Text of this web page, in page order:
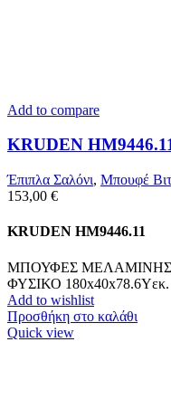
Add to compare
KRUDEN
Έπιπλα Σαλόνι, Μπουφέ
153,00 €
KRUDEN HM9446.11
ΜΠΟΥΦΕΣ ΜΕΛΑΜΙΝΗΣ
ΦΥΣΙΚΟ 180x40x78.6Υεκ.
Add to wishlist
Προσθήκη στο καλάθι
Quick view